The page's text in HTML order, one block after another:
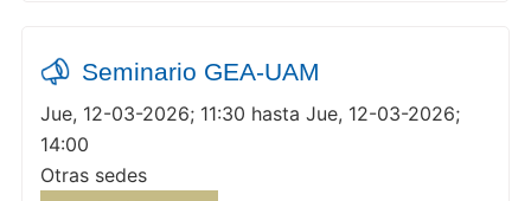
Seminario GEA-UAM
Jue, 12-03-2026; 11:30 hasta Jue, 12-03-2026;
14:00
Otras sedes